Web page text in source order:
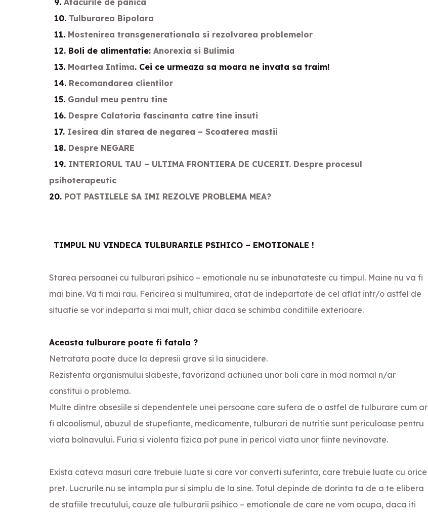
9. Atacurile de panica
10. Tulburarea Bipolara
11. Mostenirea transgenerationala si rezolvarea problemelor
12. Boli de alimentatie: Anorexia si Bulimia
13. Moartea Intima. Cei ce urmeaza sa moara ne invata sa traim!
14. Recomandarea clientilor
15. Gandul meu pentru tine
16. Despre Calatoria fascinanta catre tine insuti
17. Iesirea din starea de negarea – Scoaterea mastii
18. Despre NEGARE
19. INTERIORUL TAU – ULTIMA FRONTIERA DE CUCERIT. Despre procesul
psihoterapeutic
20. POT PASTILELE SA IMI REZOLVE PROBLEMA MEA?
TIMPUL NU VINDECA TULBURARILE PSIHICO – EMOTIONALE !
Starea persoanei cu tulburari psihico – emotionale nu se inbunatateste cu timpul. Maine nu va fi
mai bine. Va fi mai rau. Fericirea si multumirea, atat de indepartate de cel aflat intr/o astfel de
situatie se vor indeparta si mai mult, chiar daca se schimba conditiile exterioare.
Aceasta tulburare poate fi fatala ?
Netratata poate duce la depresii grave si la sinucidere.
Rezistenta organismului slabeste, favorizand actiunea unor boli care in mod normal n/ar
constitui o problema.
Multe dintre obsesiile si dependentele unei persoane care sufera de o astfel de tulburare cum ar
fi alcoolismul, abuzul de stupefiante, medicamente, tulburari de nutritie sunt periculoase pentru
viata bolnavului. Furia si violenta fizica pot pune in pericol viata unor fiinte nevinovate.
Exista cateva masuri care trebuie luate si care vor converti suferinta, care trebuie luate cu orice
pret. Lucrurile nu se intampla pur si simplu de la sine. Totul depinde de dorinta ta de a te elibera
de stafiile trecutului, cauze ale tulburarii psihico – emotionale de care ne vom ocupa, daca iti